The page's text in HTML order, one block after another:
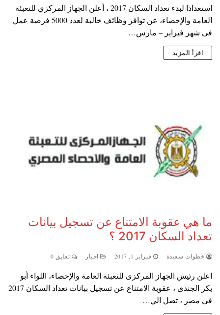
استعدادا لبدء تعداد السكان 2017 ، أعلن الجهاز المركزي للتعبئة
العامة والإحصاء، عن توافر وظائف خالية لعدد 5000 فرصة عمل
في شهر فبراير – مارس…
اقرأ المزيد
ما هي عقوبة الامتناع عن تسجيل بيانات
تعداد السكان 2017 ؟
خطوات سعيدة فبراير 1, 2017 اخبار تعليق 0
اعلن رئيس الجهاز المركزى للتعبئة العامة والإحصاء، اللواء أبو
بكر الجندى ، عقوبة الامتناع عن تسجيل بيانات تعداد السكان 2017
في مصر ، تصل الي…